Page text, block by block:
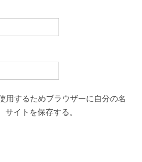
用するためブラウザーに自分の名
イトを保存する。